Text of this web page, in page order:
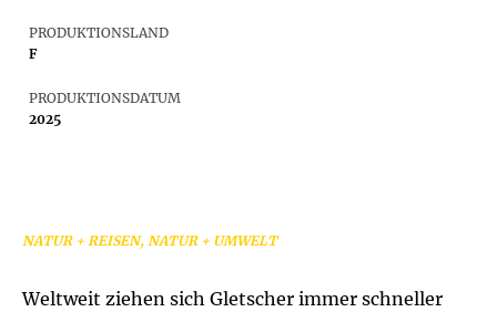
PRODUKTIONSLAND
F
PRODUKTIONSDATUM
2025
NATUR + REISEN, NATUR + UMWELT
Weltweit ziehen sich Gletscher immer schneller